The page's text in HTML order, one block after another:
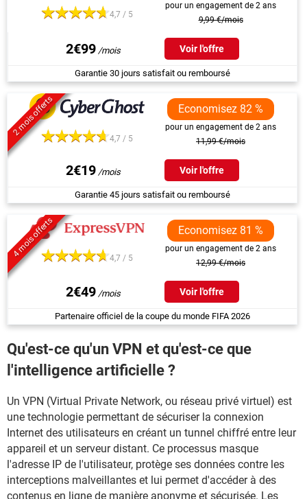
4,7 / 5
pour un engagement de 2 ans
9,99 €/mois
2€99 Voir l'offre
Garantie 30 jours satisfait ou remboursé
2 mois offerts
4,7 / 5
Economisez 82 %
pour un engagement de 2 ans
11,99 €/mois
2€19 Voir l'offre
Garantie 45 jours satisfait ou remboursé
4 mois offerts 4,7 / 5
Economisez 81 %
pour un engagement de 2 ans
12,99 €/mois
2€49 Voir l'offre
Partenaire officiel de la coupe du monde FIFA 2026
Qu'est-ce qu'un VPN et qu'est-ce que
l'intelligence artificielle ?
Un VPN (Virtual Private Network, ou réseau privé virtuel) est
une technologie permettant de sécuriser la connexion
Internet des utilisateurs en créant un tunnel chiffré entre leur
appareil et un serveur distant. Ce processus masque
l'adresse IP de l'utilisateur, protège ses données contre les
interceptions malveillantes et lui permet d'accéder à des
contenus en ligne de manière anonyme et sécurisée. Les